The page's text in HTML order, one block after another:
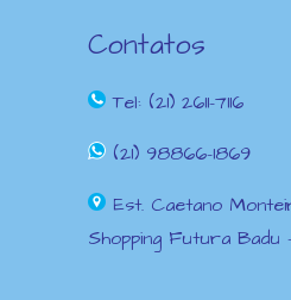
Contatos
Tel: (21) 2611-7116
(21) 98866-1869
Est. Caetano
Shopping Futura Badu